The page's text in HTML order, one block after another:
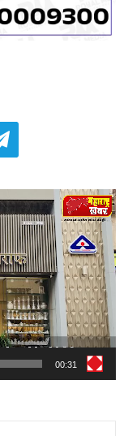
00:31